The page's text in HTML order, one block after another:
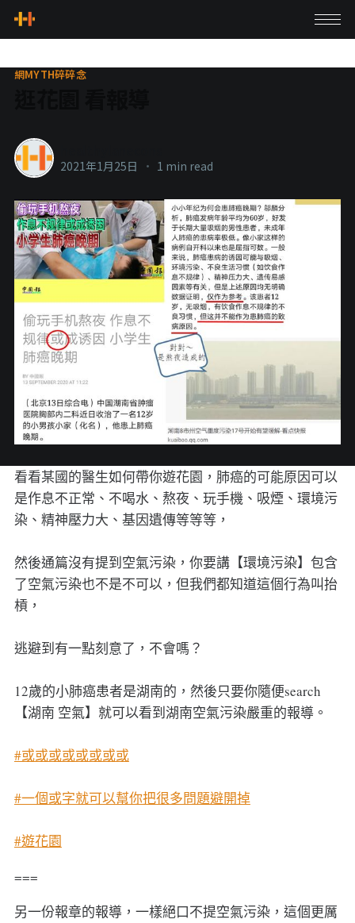
網MYTH碎碎念
2021年1月25日 • 1 min read
看看某國的醫生如何帶你遊花園，肺癌的可能原因可以
是作息不正常、不喝水、熬夜、玩手機、吸煙、環境污
染、精神壓力大、基因遺傳等等等，
然後通篇沒有提到空氣污染，你要講【環境污染】包含
了空氣污染也不是不可以，但我們都知道這個行為叫抬
槓，
逃避到有一點刻意了，不會嗎？
12歲的小肺癌患者是湖南的，然後只要你隨便search
【湖南 空氣】就可以看到湖南空氣污染嚴重的報導。
#或或或或或或或或
#一個或字就可以幫你把很多問題避開掉
#遊花園
===
另一份報章的報導，一樣絕口不提空氣污染，這個更厲